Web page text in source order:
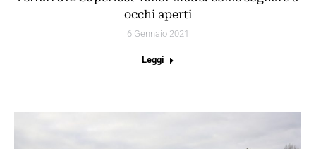
occhi aperti
6 Gennaio 2021
Leggi